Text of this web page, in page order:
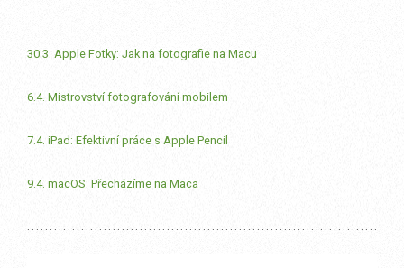
30.3. Apple Fotky: Jak na fotografie na Macu
6.4. Mistrovství fotografování mobilem
7.4. iPad: Efektivní práce s Apple Pencil
9.4. macOS: Přecházíme na Maca